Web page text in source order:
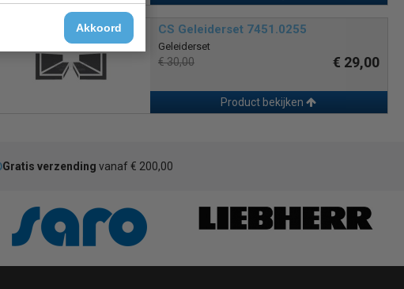
Akkoord CS Geleiderset 7451.0255
Geleiderset
€ 30,00 € 29,00
Product bekijken
Gratis verzending vanaf € 200,00